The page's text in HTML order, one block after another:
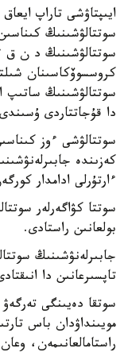
ايىپتاۋشى تاراپ
سوتتالۋشىنىڭ
سوتتالۋشىنىڭ د ن ق
كروسسوۆكاسىنان
سوتتالۋشىنىڭ ساتىپ
دا قۇجاتتاردى
سوتتالۋشى ءوز
كەزىندە
ءارتۇرلى ادامدار
سوتتا كۋاگەرلەر
بولعانىن راستادى.
جابىرلەنۋشىنىڭ
تاپسىرعانىن دا
سوتقا دەيىنگى
مويىنداۋدان باس
راستامالعانىمەن،